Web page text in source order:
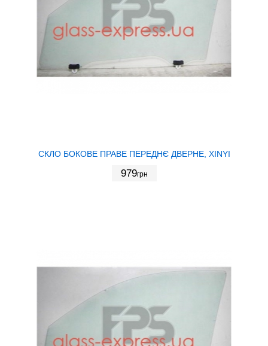
СКЛО БОКОВЕ ПРАВЕ ПЕРЕДНЄ ДВЕРНЕ, XINYI
979грн